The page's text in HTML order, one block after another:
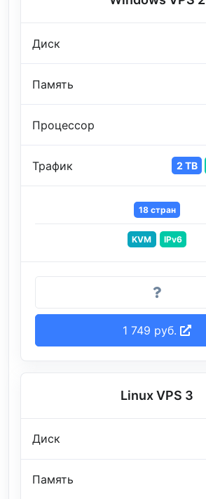
Диск
Память
Процессор
Трафик 2 TB
18 стран
KVM IPv6
1 749 руб.
Linux VPS 3
Диск
Память